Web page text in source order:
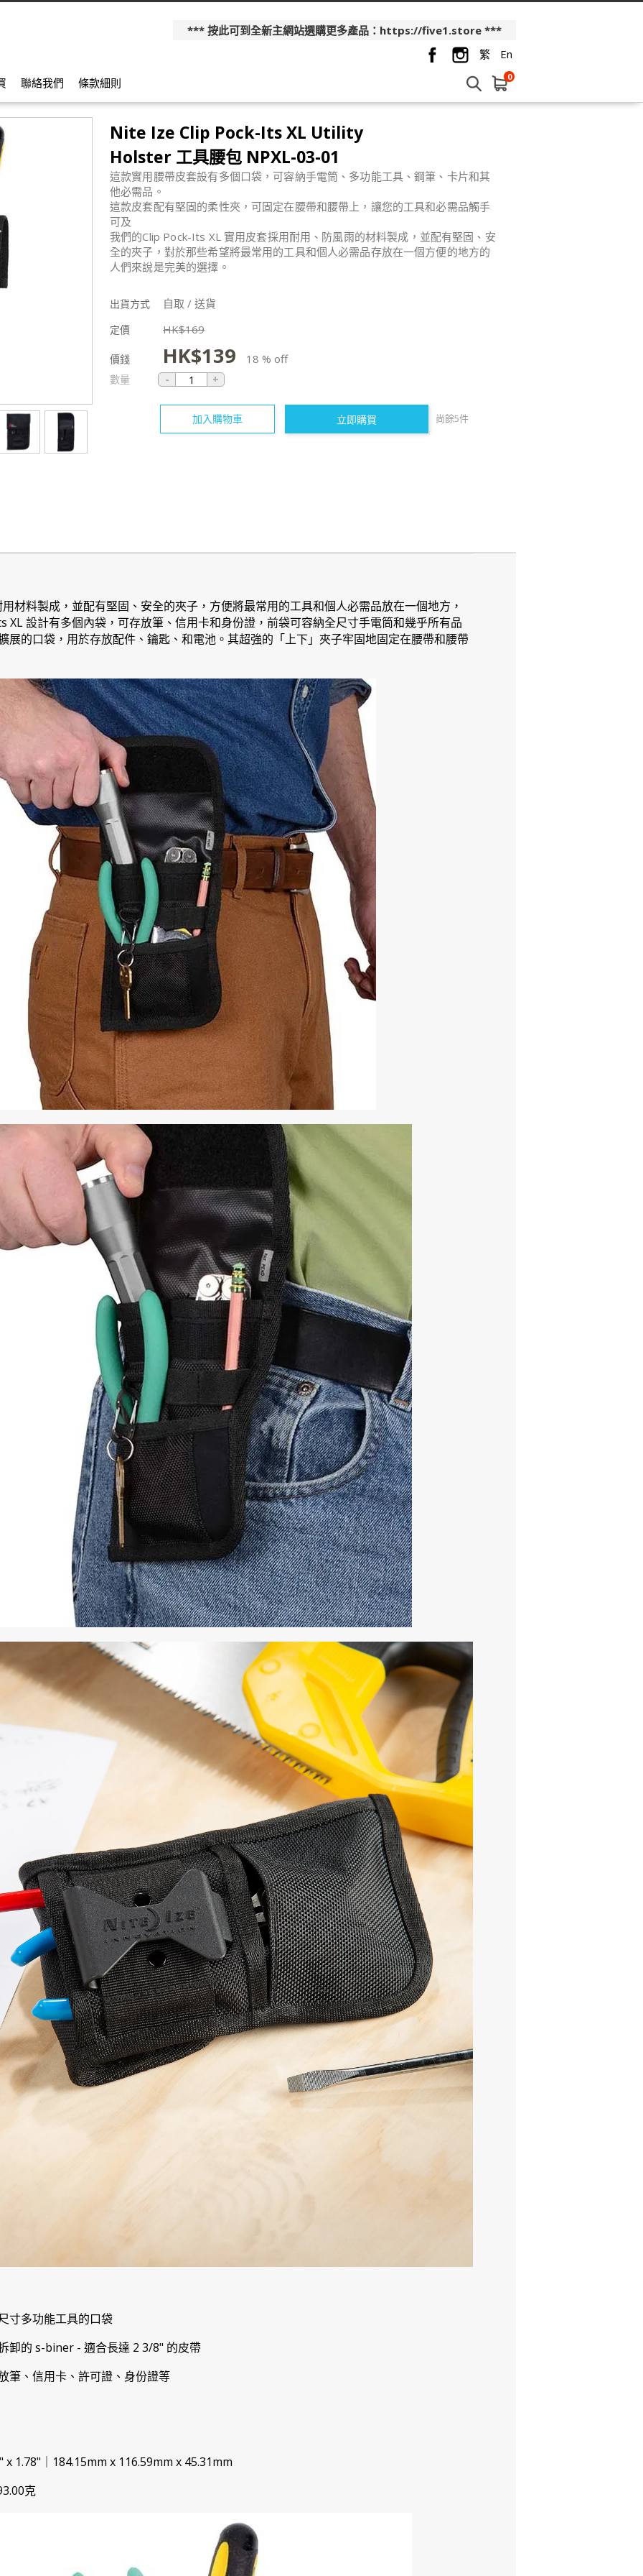
*** 按此可到全新主網站選購更多產品：https://five1.store ***
繁
En
聯絡我們 條款細則 0
Nite Ize Clip Pock-Its XL Utility
Holster 工具腰包 NPXL-03-01
這款實用腰帶皮套設有多個口袋，可容納手電筒、多功能工具、鋼筆、卡片和其
他必需品。
這款皮套配有堅固的柔性夾，可固定在腰帶和腰帶上，讓您的工具和必需品觸手
可及
我們的Clip Pock-Its XL 實用皮套採用耐用、防風雨的材料製成，並配有堅固、安
全的夾子，對於那些希望將最常用的工具和個人必需品存放在一個方便的地方的
人們來說是完美的選擇。
出貨方式 自取 / 送貨
定價 HK$169
價錢 HK$139 18 % off
數量
加入購物車 立即購買 尚餘5件
材料製成，並配有堅固、安全的夾子，方便將最常用的工具和個人必需品放在一個地方，
XL 設計有多個內袋，可存放筆、信用卡和身份證，前袋可容納全尺寸手電筒和幾乎所有品
展的口袋，用於存放配件、鑰匙、和電池。其超強的「上下」夾子牢固地固定在腰帶和腰帶
寸多功能工具的口袋
卸的 s-biner - 適合長達 2 3/8" 的皮帶
筆、信用卡、許可證、身份證等
x 1.78"｜184.15mm x 116.59mm x 45.31mm
克